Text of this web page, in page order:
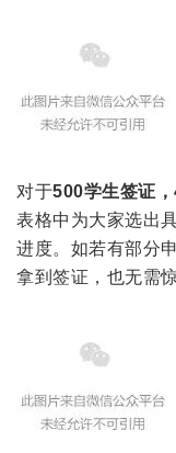
对于500学生签证
表格中为大家选出
进度。如若有部分
拿到签证，也无需